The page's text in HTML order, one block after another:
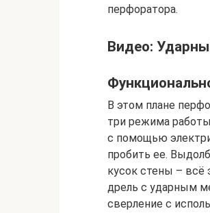
перфоратора.
Видео:
В этом плане
три режима
с помощью
пробить ее.
кусок стены – всё
дрель с ударным
сверление с